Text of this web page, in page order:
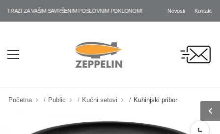
ZA VAŠIM SAVRŠENIM POSLOVNIM POKLONOM! Novosti Kontakt
Početna Public Kućni setovi Kuhinjski pribor